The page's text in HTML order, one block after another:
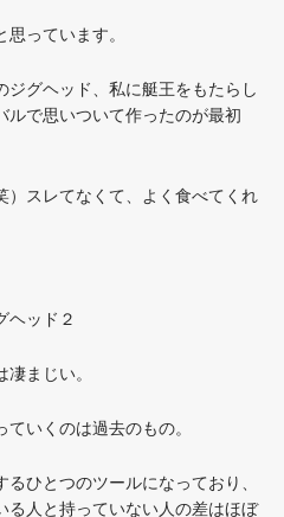
っています。
ジグヘッド、私に艇王をもたらし
ルで思いついて作ったのが最初
）スレてなくて、よく食べてくれ
ヘッド２
まじい。
いくのは過去のもの。
ひとつのツールになっており、
る人と持っていない人の差はほぼ